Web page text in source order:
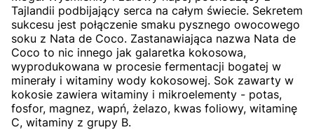
Tajlandii podbijający serca na całym świecie. Sekretem
sukcesu jest połączenie smaku pysznego owocowego
soku z Nata de Coco. Zastanawiająca nazwa Nata de
Coco to nic innego jak galaretka kokosowa,
wyprodukowana w procesie fermentacji bogatej w
minerały i witaminy wody kokosowej. Sok zawarty w
kokosie zawiera witaminy i mikroelementy - potas,
fosfor, magnez, wapń, żelazo, kwas foliowy, witaminę
C, witaminy z grupy B.